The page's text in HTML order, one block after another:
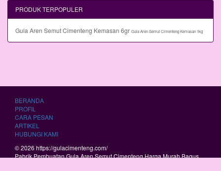
PRODUK TERPOPULER
Gula Aren Semut Cimenteng Kemasan 6gr Gula Aren Semut Cimenteng Kemasan 1kg
BERANDA
PROFIL
CARA PESAN
ARTIKEL
HUBUNGI KAMI
© 2026 https://gulacimenteng.com/
Pabrik Pembuatan Gula Aren Semut Cimenteng Harga Murah Bagus